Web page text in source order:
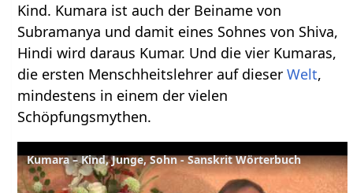
Kind. Kumara ist auch der Beiname von
Subramanya und damit eines Sohnes von Shiva,
Hindi wird daraus Kumar. Und die vier Kumaras,
die ersten Menschheitslehrer auf dieserWelt,
mindestens in einem der vielen
Schöpfungsmythen.
Kumara – Kind, Junge, Sohn - Sanskrit Wörterbuch